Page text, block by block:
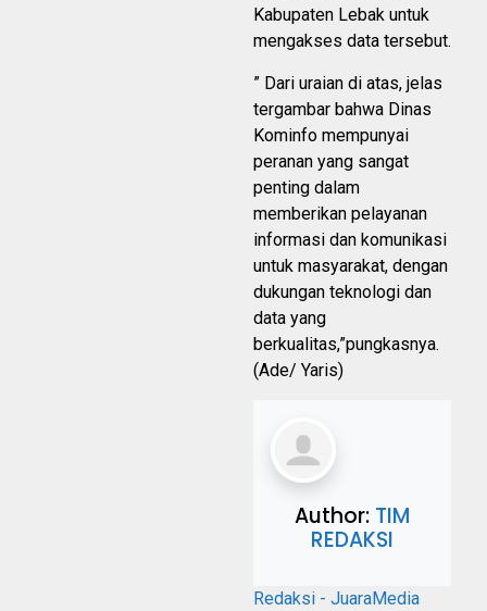
Kabupaten Lebak untuk
mengakses data tersebut.
” Dari uraian di atas, jelas
tergambar bahwa Dinas
Kominfo mempunyai
peranan yang sangat
penting dalam
memberikan pelayanan
informasi dan komunikasi
untuk masyarakat, dengan
dukungan teknologi dan
data yang
berkualitas,”pungkasnya.
(Ade/ Yaris)
Author: TIM
REDAKSI
Redaksi - JuaraMedia